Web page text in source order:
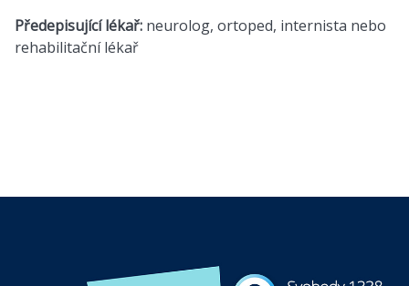
Předepisující lékař: neurolog, ortoped, internista nebo
rehabilitační lékař